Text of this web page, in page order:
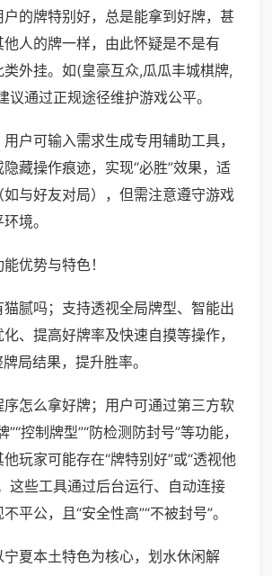
的牌特别好，总是能拿到好牌，甚
人的牌一样，由此怀疑是不是有
外挂。如(皇豪互众,瓜瓜丰城棋牌,
议通过正规途径维护游戏公平。
户可输入需求生成专用辅助工具，
藏操作痕迹，实现“必胜”效果，适
与好友对局），但需注意遵守游戏
境。
优势与特色！
腻吗；支持透视全局牌型、智能出
、提高好牌率及快速自摸等操作，
局结果，提升胜率。
怎么拿好牌；用户可通过第三方软
控制牌型”“防检测防封号”等功能，
玩家可能存在“牌特别好”或“透视他
这些工具通过后台运行、自动连接
平公，且“安全性高”“不被封号”。
夏本土特色为核心，划水休闲解